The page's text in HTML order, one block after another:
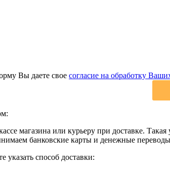
Вы даете свое согласие на обработку
магазина или курьеру при доставке.
банковские карты и денежные
указать способ доставки: